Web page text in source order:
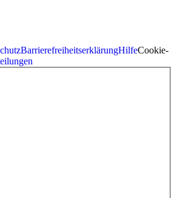
BarrierefreiheitserklärungHilfeCookie-